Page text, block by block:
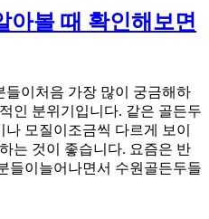
아볼 때 확인해보면
이처음 가장 많이 궁금해하
인 분위기입니다. 같은 골든두
모질이조금씩 다르게 보이
는 것이 좋습니다. 요즘은 반
들이늘어나면서 수원골든두들